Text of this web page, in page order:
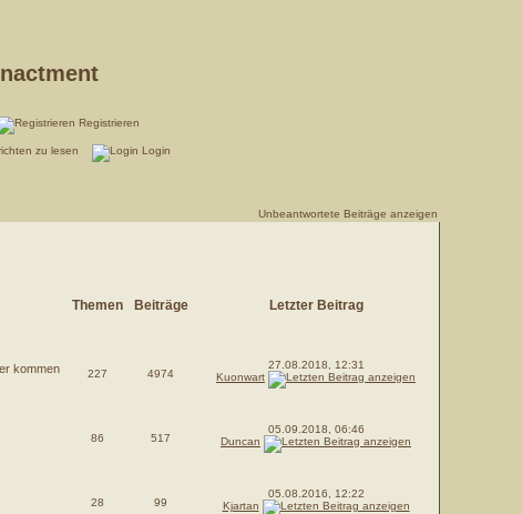
Registrieren
zu lesen Login
Unbeantwortete Beiträge anzeigen
Themen Beiträge Letzter Beitrag
kommen
227 4974
27.08.2018, 12:31
Kuonwart
86 517
05.09.2018, 06:46
Duncan
28 99
05.08.2016, 12:22
Kjartan